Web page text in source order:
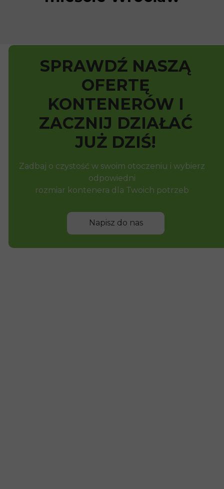
Napisz do nas
Zadbaj o czystość w swoim otoczeniu i wybierz
odpowiedni
rozmiar kontenera dla Twoich potrzeb
SPRAWDŹ NASZĄ
OFERTĘ
KONTENERÓW I
ZACZNIJ DZIAŁAĆ
JUŻ DZIŚ!